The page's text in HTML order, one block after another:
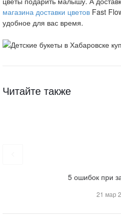
магазина доставки цветов Fast
удобное для вас время.
Читайте также
5 ошибок при
21 мар